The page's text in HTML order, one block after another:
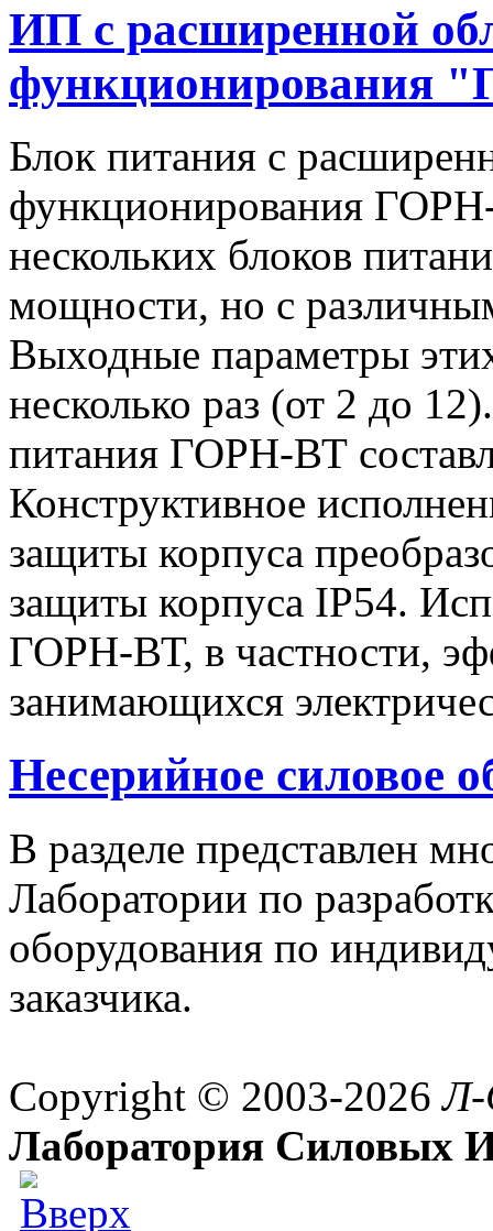
ИП с расширенной
функционирования
Блок питания с
функционирования
нескольких блоков
мощности, но с
Выходные параметры
несколько раз (от 2 до
питания ГОРН-ВТ
Конструктивное
защиты корпуса
защиты корпуса IP54.
ГОРН-ВТ, в частности,
занимающихся
Несерийное силовое
В разделе представлен
Лаборатории по
оборудования по
заказчика.
Copyright © 2003-2026
Лаборатория Силовых